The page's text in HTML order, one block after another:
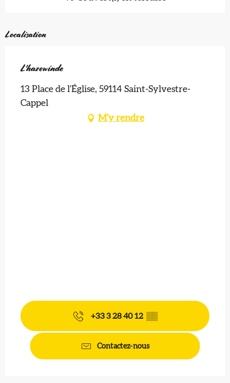
Localisation
L'hazewinde
13 Place de l'Église, 59114 Saint-Sylvestre-
Cappel
M'y rendre
+33 3 28 40 12 ▒▒
Contactez-nous